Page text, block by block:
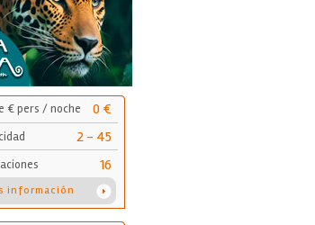
€ pers / noche 0 €
2 - 45
16
información